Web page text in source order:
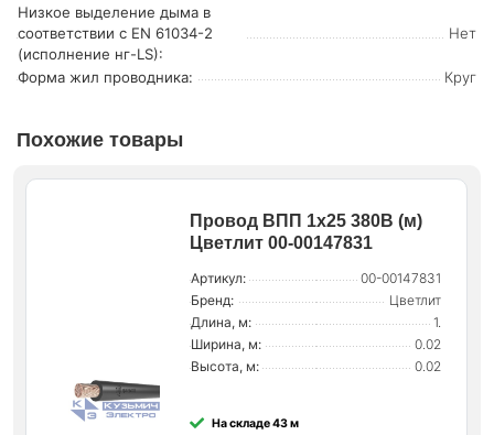
Низкое выделение дыма в
соответствии с EN 61034-2
(исполнение нг-LS):
Нет
Форма жил проводника: Круг
Похожие товары
Провод ВПП 1х25 380В (м)
Цветлит 00-00147831
Артикул:
00-00147831
Бренд:
Цветлит
Длина, м:
1.
Ширина, м:
0.02
Высота, м:
0.02
На складе 43 м